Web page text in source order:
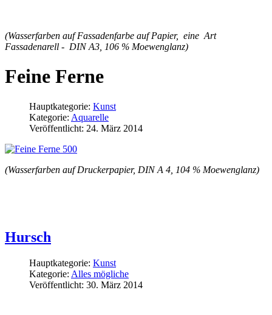
(Wasserfarben auf Fassadenfarbe auf Papier, eine Art
Fassadenarell - DIN A3, 106 % Moewenglanz)
Feine Ferne
Hauptkategorie: Kunst
Kategorie: Aquarelle
Veröffentlicht: 24. März 2014
(Wasserfarben auf Druckerpapier, DIN A 4, 104 % Moewenglanz)
Hursch
Hauptkategorie: Kunst
Kategorie: Alles mögliche
Veröffentlicht: 30. März 2014